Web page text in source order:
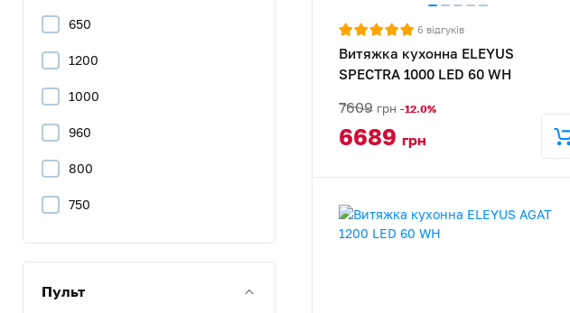
244
650
1200
1000
960
800
750
Пульт
6 відгуків
Витяжка кухонна ELEYUS
SPECTRA 1000 LED 60 WH
7609 грн -12.0%
6689 грн